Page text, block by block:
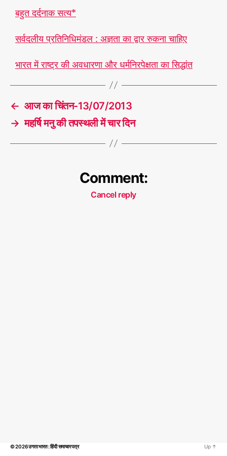
बहुत दर्दनाक सत्य*
सर्वदलीय प्रतिनिधिमंडल : अज्ञता का द्वार रुकना चाहिए
भारत में राष्ट्र की अवधारणा और धर्मनिरपेक्षता का सिद्धांत
← आज का चिंतन-13/07/2013
→ महर्षि मनु की तपस्थली में चार दिन
Comment:
Cancel reply
© 2026उगता भारत : हिंदी समाचार पत्र Up ↑